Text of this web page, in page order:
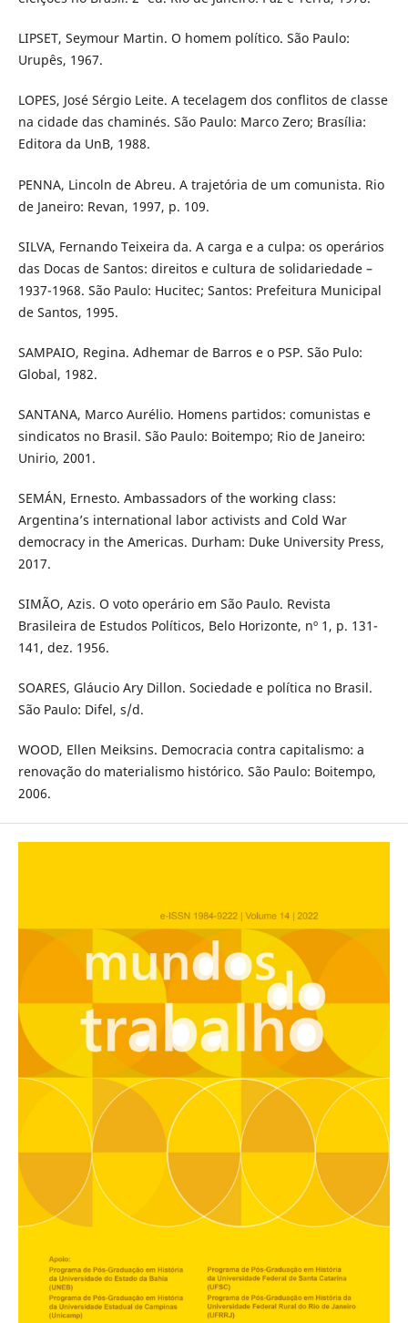
LIPSET, Seymour Martin. O homem político. São Paulo:
Urupês, 1967.
LOPES, José Sérgio Leite. A tecelagem dos conflitos de classe
na cidade das chaminés. São Paulo: Marco Zero; Brasília:
Editora da UnB, 1988.
PENNA, Lincoln de Abreu. A trajetória de um comunista. Rio
de Janeiro: Revan, 1997, p. 109.
SILVA, Fernando Teixeira da. A carga e a culpa: os operários
das Docas de Santos: direitos e cultura de solidariedade –
1937-1968. São Paulo: Hucitec; Santos: Prefeitura Municipal
de Santos, 1995.
SAMPAIO, Regina. Adhemar de Barros e o PSP. São Pulo:
Global, 1982.
SANTANA, Marco Aurélio. Homens partidos: comunistas e
sindicatos no Brasil. São Paulo: Boitempo; Rio de Janeiro:
Unirio, 2001.
SEMÁN, Ernesto. Ambassadors of the working class:
Argentina’s international labor activists and Cold War
democracy in the Americas. Durham: Duke University Press,
2017.
SIMÃO, Azis. O voto operário em São Paulo. Revista
Brasileira de Estudos Políticos, Belo Horizonte, nº 1, p. 131-
141, dez. 1956.
SOARES, Gláucio Ary Dillon. Sociedade e política no Brasil.
São Paulo: Difel, s/d.
WOOD, Ellen Meiksins. Democracia contra capitalismo: a
renovação do materialismo histórico. São Paulo: Boitempo,
2006.